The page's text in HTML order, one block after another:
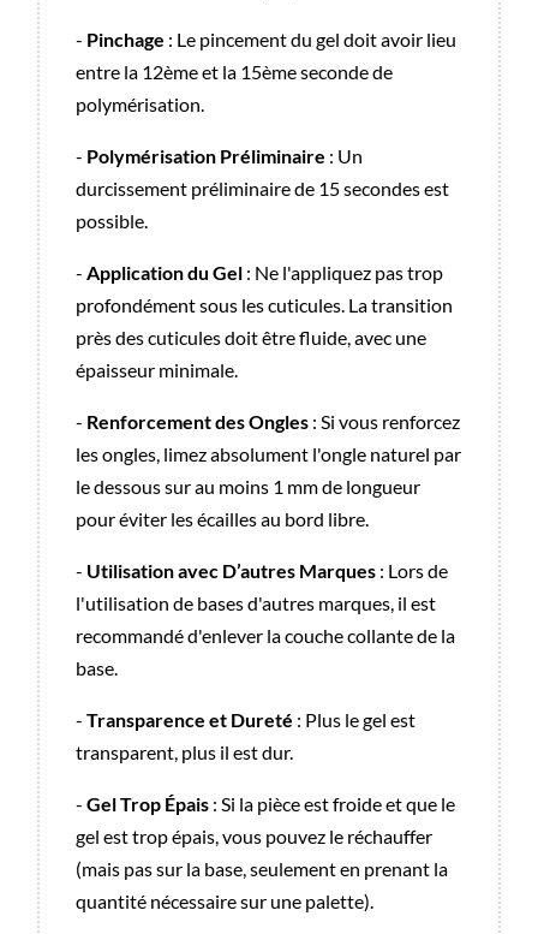
- Pinchage : Le pincement du gel doit avoir lieu
entre la 12ème et la 15ème seconde de
polymérisation.
- Polymérisation Préliminaire : Un
durcissement préliminaire de 15 secondes est
possible.
- Application du Gel : Ne l'appliquez pas trop
profondément sous les cuticules. La transition
près des cuticules doit être fluide, avec une
épaisseur minimale.
- Renforcement des Ongles : Si vous renforcez
les ongles, limez absolument l'ongle naturel par
le dessous sur au moins 1 mm de longueur
pour éviter les écailles au bord libre.
- Utilisation avec D’autres Marques : Lors de
l'utilisation de bases d'autres marques, il est
recommandé d'enlever la couche collante de la
base.
- Transparence et Dureté : Plus le gel est
transparent, plus il est dur.
- Gel Trop Épais : Si la pièce est froide et que le
gel est trop épais, vous pouvez le réchauffer
(mais pas sur la base, seulement en prenant la
quantité nécessaire sur une palette).